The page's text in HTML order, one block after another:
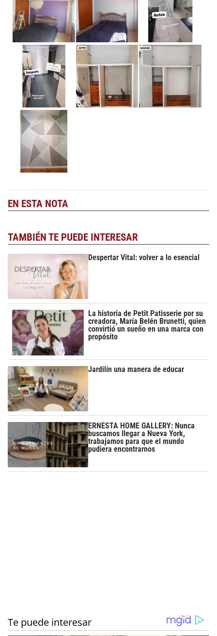
EN ESTA NOTA
TAMBIÉN TE PUEDE INTERESAR
Despertar Vital: volver a lo esencial
La historia de Petit Patisserie por su
creadora, María Belén Brunetti, quien
convirtió un sueño en una marca con
propósito
Jardilín una manera de educar
ERNESTA HOME GALLERY: Nunca
buscamos llegar a Nueva York,
trabajamos para que el mundo
pudiera encontrarnos